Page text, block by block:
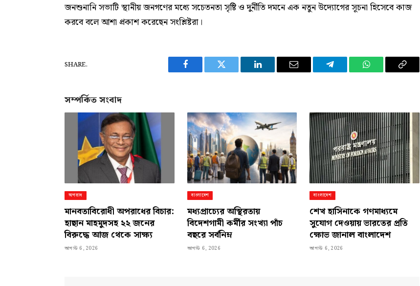
জনশুনানি সভাটি স্থানীয় জনগণের মধ্যে সচেতনতা সৃষ্টি ও দুর্নীতি দমনে এক নতুন উদ্যোগের সূচনা হিসেবে কাজ
করবে বলে আশা প্রকাশ করেছেন সংশ্লিষ্টরা।
SHARE.
Facebook Twitter LinkedIn Email Telegram WhatsAppCopy
সম্পর্কিত সংবাদ
অপরাধ
মানবতাবিরোধী অপরাধের বিচার:
হাছান মাহমুদসহ ২২ জনের
বিরুদ্ধে আজ থেকে সাক্ষ্য
আগস্ট 6, 2026
বাংলাদেশ
মধ্যপ্রাচ্যের অস্থিরতায়
বিদেশগামী কর্মীর সংখ্যা পাঁচ
বছরে সর্বনিম্ন
আগস্ট 6, 2026
বাংলাদেশ
শেখ হাসিনাকে গণমাধ্যমে
সুযোগ দেওয়ায় ভারতের প্রতি
ক্ষোভ জানাল বাংলাদেশ
আগস্ট 6, 2026